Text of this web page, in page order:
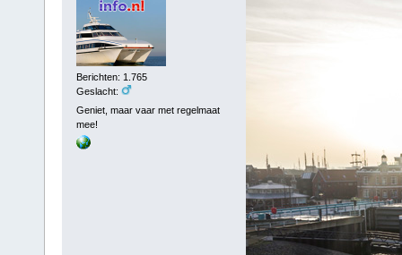
Berichten: 1.765
Geslacht:
Geniet, maar vaar met regelmaat
mee!